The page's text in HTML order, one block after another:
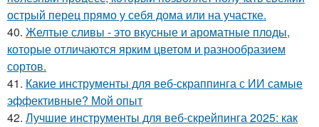
острый перец прямо у себя дома или на участке.
40. Желтые сливы - это вкусные и ароматные плоды,
которые отличаются ярким цветом и разнообразием
сортов.
41. Какие инструменты для веб-скраппинга с ИИ самые
эффективные? Мой опыт
42. Лучшие инструменты для веб-скрейпинга 2025: как